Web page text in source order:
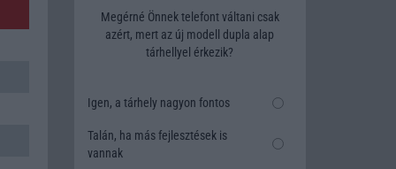
Megérné Önnek telefont váltani csak
azért, mert az új modell dupla alap
tárhellyel érkezik?
Igen, a tárhely nagyon fontos
Talán, ha más fejlesztések is
vannak